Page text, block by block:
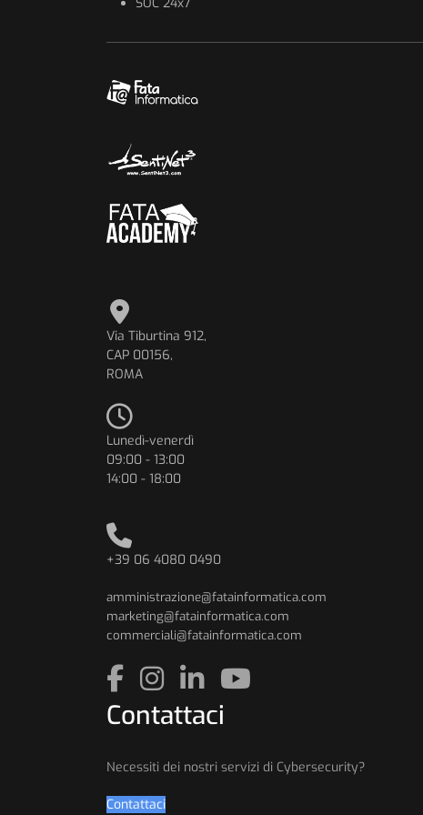
Via Tiburtina 912,
CAP 00156,
ROMA
Lunedì-venerdì
09:00 - 13:00
14:00 - 18:00
+39 06 4080 0490
amministrazione@fatainformatica.com
marketing@fatainformatica.com
commerciali@fatainformatica.com
Contattaci
Necessiti dei nostri servizi di Cybersecurity?
Contattaci